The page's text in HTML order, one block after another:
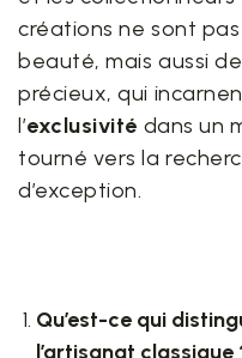
créations ne sont
beauté, mais aussi
précieux, qui
l’exclusivité dans un
tourné vers la
d’exception.
Qu’est-ce qui
l’artisanat classique